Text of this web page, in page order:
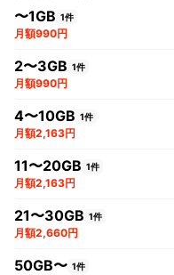
〜1GB 1件
月額990円
2〜3GB 1件
月額990円
4〜10GB 1件
月額2,163円
11〜20GB 1件
月額2,163円
21〜30GB 1件
月額2,660円
50GB〜 1件